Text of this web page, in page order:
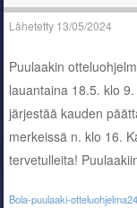
Lähetetty 13/05/2024
Puulaakin
lauantaina 18.5. klo
järjestää kauden
merkeissä n. klo 16.
tervetulleita!
Bola-puulaaki-otteluohjelma24